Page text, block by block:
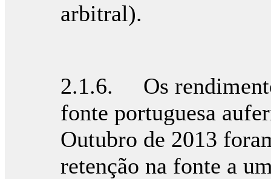
arbitral).
2.1.6. Os
fonte portuguesa
Outubro de 2013
retenção na fonte a